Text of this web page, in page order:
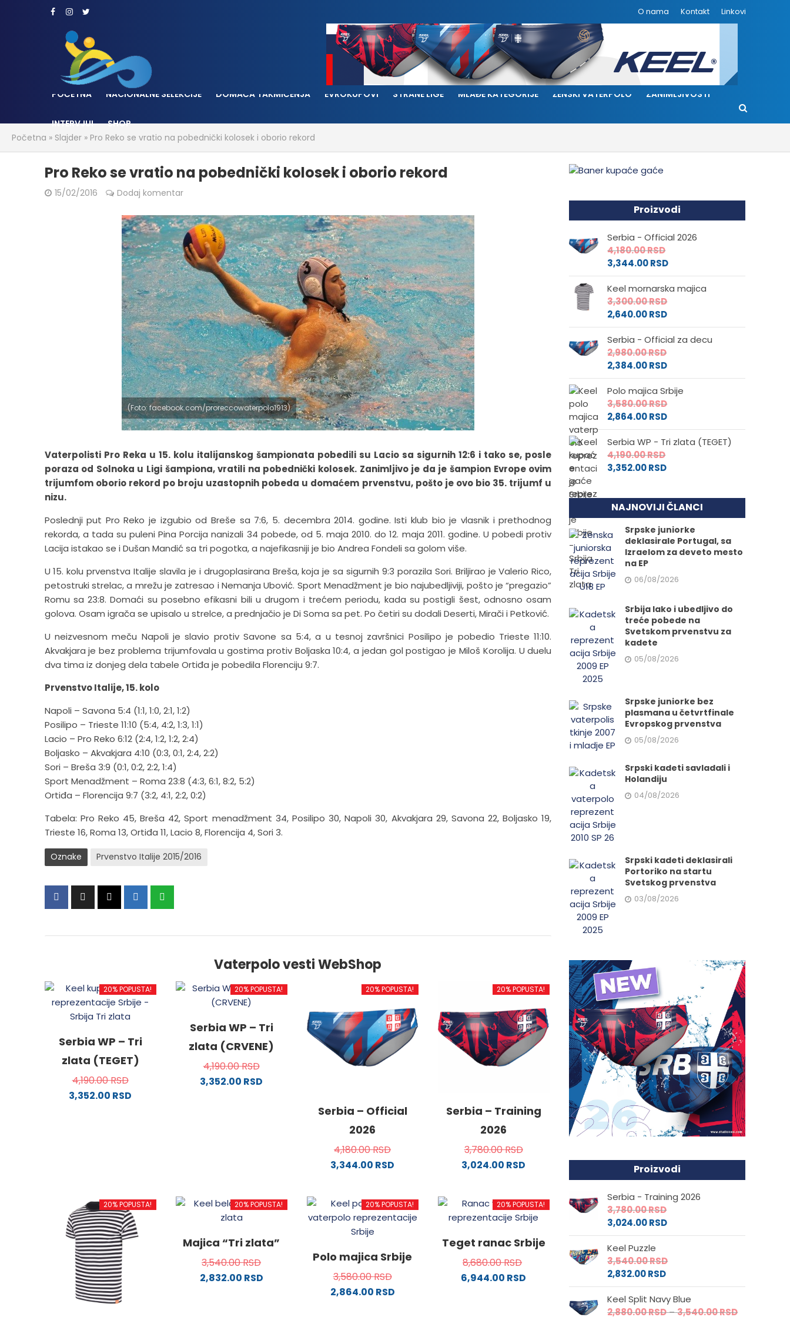
O nama Kontakt Linkovi
POČETNA NACIONALNE SELEKCIJE DOMAĆA TAKMIČENJA EVROKUPOVI STRANE LIGE MLAĐE KATEGORIJE ŽENSKI VATERPOLO ZANIMLJIVOSTI
INTERVJUI
SHOP
Početna » Slajder » Pro Reko se vratio na pobednički kolosek i oborio rekord
Pro Reko se vratio na pobednički kolosek i oborio rekord
15/02/2016 Dodaj komentar
(Foto: facebook.com/proreccowaterpolo1913)
Vaterpolisti Pro Reka u 15. kolu italijanskog šampionata pobedili su Lacio sa sigurnih 12:6 i tako se, posle
poraza od Solnoka u Ligi šampiona, vratili na pobednički kolosek. Zanimljivo je da je šampion Evrope ovim
trijumfom oborio rekord po broju uzastopnih pobeda u domaćem prvenstvu, pošto je ovo bio 35. trijumf u
nizu.
Poslednji put Pro Reko je izgubio od Breše sa 7:6, 5. decembra 2014. godine. Isti klub bio je vlasnik i prethodnog
rekorda, a tada su puleni Pina Porcija nanizali 34 pobede, od 5. maja 2010. do 12. maja 2011. godine. U pobedi protiv
Lacija istakao se i Dušan Mandić sa tri pogotka, a najefikasniji je bio Andrea Fondeli sa golom više.
U 15. kolu prvenstva Italije slavila je i drugoplasirana Breša, koja je sa sigurnih 9:3 porazila Sori. Briljirao je Valerio Rico,
petostruki strelac, a mrežu je zatresao i Nemanja Ubović. Sport Menadžment je bio najubedljiviji, pošto je “pregazio”
Romu sa 23:8. Domaći su posebno efikasni bili u drugom i trećem periodu, kada su postigli šest, odnosno osam
golova. Osam igrača se upisalo u strelce, a prednjačio je Di Soma sa pet. Po četiri su dodali Deserti, Mirači i Petković.
U neizvesnom meču Napoli je slavio protiv Savone sa 5:4, a u tesnoj završnici Posilipo je pobedio Trieste 11:10.
Akvakjara je bez problema trijumfovala u gostima protiv Boljaska 10:4, a jedan gol postigao je Miloš Korolija. U duelu
dva tima iz donjeg dela tabele Ortiđa je pobedila Florenciju 9:7.
Prvenstvo Italije, 15. kolo
Napoli – Savona 5:4 (1:1, 1:0, 2:1, 1:2)
Posilipo – Trieste 11:10 (5:4, 4:2, 1:3, 1:1)
Lacio – Pro Reko 6:12 (2:4, 1:2, 1:2, 2:4)
Boljasko – Akvakjara 4:10 (0:3, 0:1, 2:4, 2:2)
Sori – Breša 3:9 (0:1, 0:2, 2:2, 1:4)
Sport Menadžment – Roma 23:8 (4:3, 6:1, 8:2, 5:2)
Ortiđa – Florencija 9:7 (3:2, 4:1, 2:2, 0:2)
Tabela: Pro Reko 45, Breša 42, Sport menadžment 34, Posilipo 30, Napoli 30, Akvakjara 29, Savona 22, Boljasko 19,
Trieste 16, Roma 13, Ortiđa 11, Lacio 8, Florencija 4, Sori 3.
Oznake Prvenstvo Italije 2015/2016
Vaterpolo vesti WebShop
20% POPUSTA!
Serbia WP – Tri
zlata (TEGET)
4,190.00RSD
3,352.00 RSD
biti
izabrane
na
stranici
proizvoda.
20% POPUSTA!
Serbia WP – Tri
zlata (CRVENE)
4,190.00RSD
3,352.00 RSD
izabrane
na
stranici
20% POPUSTA!
Serbia – Official
2026
4,180.00RSD
3,344.00 RSD
ima
više
varijanti.
Opcije
mogu
biti
izabrane
20% POPUSTA!
Serbia – Training
2026
3,780.00RSD
3,024.00 RSD
ima
više
varijanti.
Opcije
mogu
biti
20% POPUSTA! 20% POPUSTA!
Majica “Tri zlata”
3,540.00RSD
2,832.00 RSD
20% POPUSTA!
Polo majica Srbije
3,580.00RSD
2,864.00 RSD
20% POPUSTA!
Teget ranac Srbije
8,680.00RSD
6,944.00 RSD
Proizvodi
Serbia - Official 2026
4,180.00RSD
3,344.00RSD
Keel mornarska majica
3,300.00RSD
2,640.00RSD
Serbia - Official za decu
2,980.00RSD
2,384.00RSD
Polo majica Srbije
3,580.00RSD
2,864.00RSD
Serbia WP - Tri zlata (TEGET)
4,190.00RSD
3,352.00RSD
NAJNOVIJI ČLANCI
Srpske juniorke
deklasirale Portugal, sa
Izraelom za deveto mesto
na EP
06/08/2026
Srbija lako i ubedljivo do
treće pobede na
Svetskom prvenstvu za
kadete
05/08/2026
Srpske juniorke bez
plasmana u četvrtfinale
Evropskog prvenstva
05/08/2026
Srpski kadeti savladali i
Holandiju
04/08/2026
Srpski kadeti deklasirali
Portoriko na startu
Svetskog prvenstva
03/08/2026
Proizvodi
Serbia - Training 2026
3,780.00RSD
3,024.00RSD
Keel Puzzle
3,540.00RSD
2,832.00RSD
Keel Split Navy Blue
2,880.00RSD–3,540.00RSDRaspon